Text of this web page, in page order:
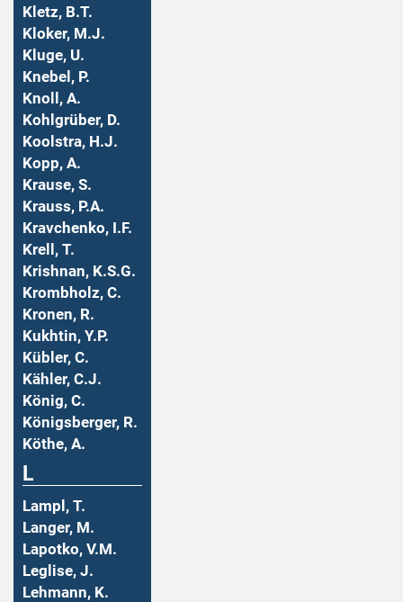
Kletz, B.T.
Kloker, M.J.
Kluge, U.
Knebel, P.
Knoll, A.
Kohlgrüber, D.
Koolstra, H.J.
Kopp, A.
Krause, S.
Krauss, P.A.
Kravchenko, I.F.
Krell, T.
Krishnan, K.S.G.
Krombholz, C.
Kronen, R.
Kukhtin, Y.P.
Kübler, C.
Kähler, C.J.
König, C.
Königsberger, R.
Köthe, A.
L
Lampl, T.
Langer, M.
Lapotko, V.M.
Leglise, J.
Lehmann, K.